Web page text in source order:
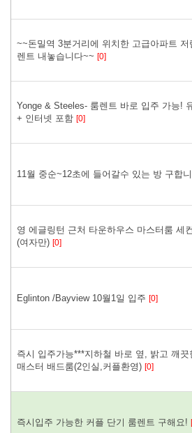
~~돈밀역 3분거리에 위치한 고급아파트 저
렌트 내놓습니다~~ [0]
Yonge & Steeles- 룸렌트 바로 입주 가능!
+ 인터넷 포함 [0]
11월 중순~12초에 들어갈수 있는 방 구합
영 에글링턴 근처 타운하우스 마스터룸 세
(여자만) [0]
Eglinton /Bayview 10월1일 입주 [0]
즉시 입주가능***지하철 바로 옆, 밝고 깨끗
매스터 배드룸(2인실,커플환영) [0]
즉시입주 가능한 커플 단기 룸렌트 구해요!